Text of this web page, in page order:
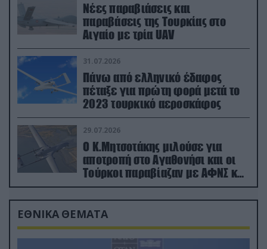
Νέες παραβιάσεις και
παραβάσεις της Τουρκίας στο
Αιγαίο με τρία UAV
31.07.2026
Πάνω από ελληνικό έδαφος
πέταξε για πρώτη φορά μετά το
2023 τουρκικό αεροσκάφος
29.07.2026
Ο Κ.Μητσοτάκης μιλούσε για
αποτροπή στο Αγαθονήσι και οι
Τούρκοι παραβίαζαν με ΑΦΝΣ και
drone
ΕΘΝΙΚΑ ΘΕΜΑΤΑ